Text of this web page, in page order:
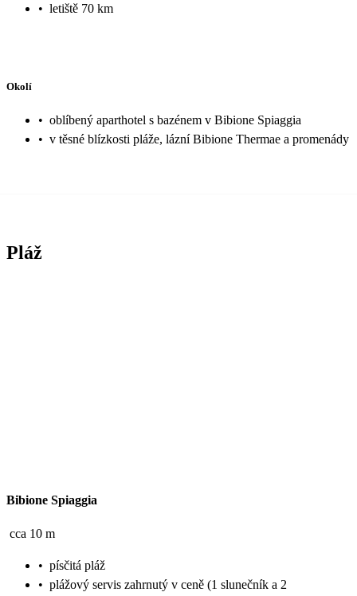
• letiště 70 km
Okolí
• oblíbený aparthotel s bazénem v Bibione Spiaggia
• v těsné blízkosti pláže, lázní Bibione Thermae a promenády
Pláž
Bibione Spiaggia
cca 10 m
• písčitá pláž
• plážový servis zahrnutý v ceně (1 slunečník a 2